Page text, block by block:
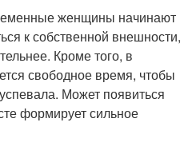
женщины начинают
к собственной внешности,
Кроме того, в
свободное время, чтобы
Может появиться
формирует сильное